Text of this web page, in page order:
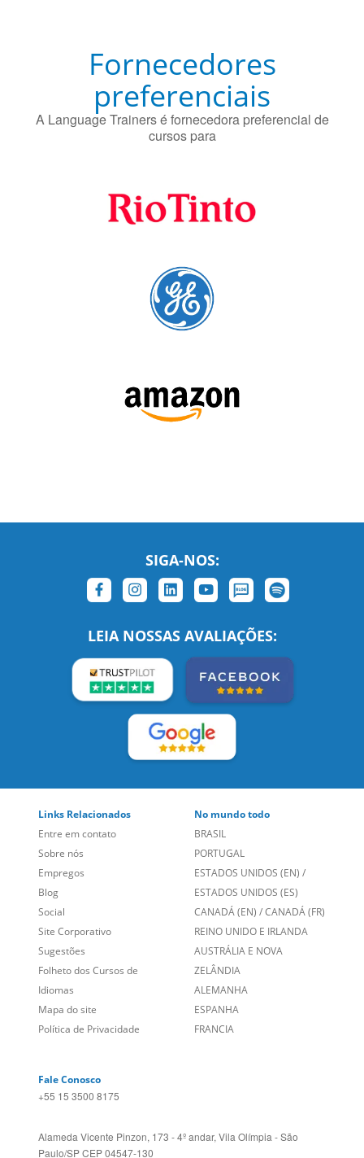
preferenciais
A Language Trainers é fornecedora preferencial de
cursos para
SIGA-NOS:
LEIA NOSSAS AVALIAÇÕES:
Sobre nós
Empregos
Blog
Social
Site Corporativo
Sugestões
Folheto dos Cursos de
Idiomas
Mapa do site
Política de Privacidade
PORTUGAL
ESTADOS UNIDOS (EN)
ESTADOS UNIDOS (ES)
CANADÁ (EN)/CANADÁ (FR)
REINO UNIDO E IRLANDA
AUSTRÁLIA E NOVA
ZELÂNDIA
ALEMANHA
ESPANHA
FRANCIA
Alameda Vicente Pinzon, 173 - 4º andar, Vila Olímpia - São
Language Trainers,fundada em 2004 fornecendo cursos de
idiomas em mais de 60 cidades em todo o Brasil e Online com